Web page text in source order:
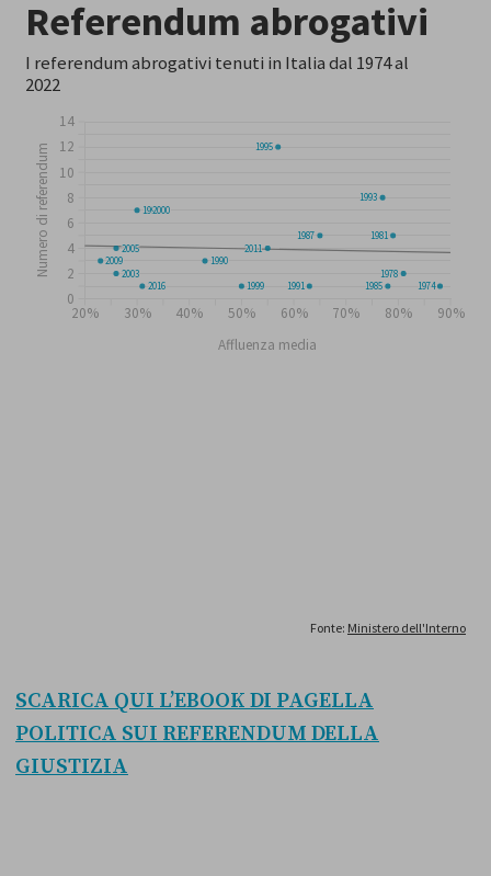
SCARICA QUI L’EBOOK DI PAGELLA
POLITICA SUI REFERENDUM DELLA
GIUSTIZIA